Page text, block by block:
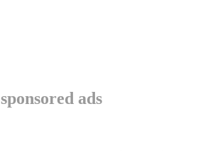
sponsored ads